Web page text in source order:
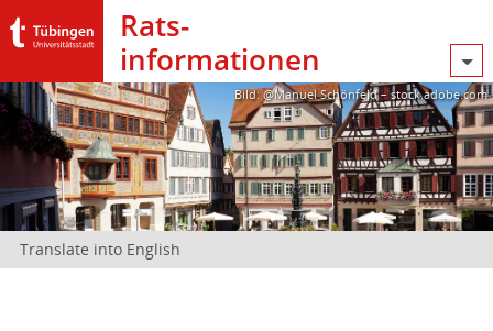
Rats­
informationen
Bild: @Manuel Schönfeld – stock.adobe.com
Translate into English